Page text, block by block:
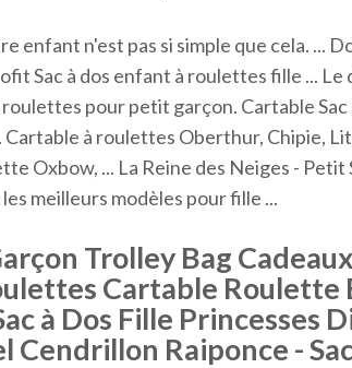
enfant n'est pas si simple que cela. ...
Sac à dos enfant à roulettes fille ...
roulettes pour petit garçon. Cartable
Cartable à roulettes Oberthur, Chipie,
Oxbow, ... La Reine des Neiges - Petit
meilleurs modèles pour fille ...
Trolley Bag
Cartable Roulette
à Dos Fille Princesses
Cendrillon Raiponce -